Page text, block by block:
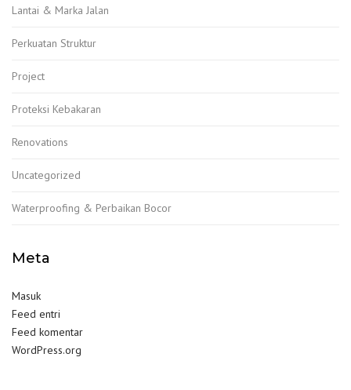
Lantai & Marka Jalan
Perkuatan Struktur
Project
Proteksi Kebakaran
Renovations
Uncategorized
Waterproofing & Perbaikan Bocor
Meta
Masuk
Feed entri
Feed komentar
WordPress.org